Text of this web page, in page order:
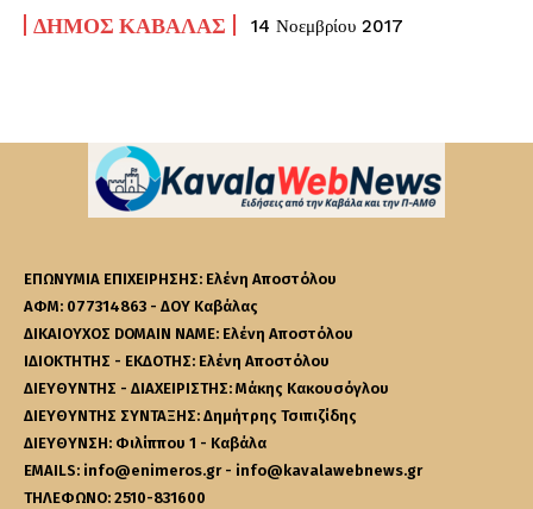
ΔΉΜΟΣ ΚΑΒΆΛΑΣ 14 Νοεμβρίου 2017
ΕΠΩΝΥΜΙΑ ΕΠΙΧΕΙΡΗΣΗΣ: Ελένη Αποστόλου
ΑΦΜ: 077314863 - ΔΟΥ Καβάλας
ΔΙΚΑΙΟΥΧΟΣ DOMAIN NAME: Ελένη Αποστόλου
ΙΔΙΟΚΤΗΤΗΣ - ΕΚΔΟΤΗΣ: Ελένη Αποστόλου
ΔΙΕΥΘΥΝΤΗΣ - ΔΙΑΧΕΙΡΙΣΤΗΣ: Μάκης Κακουσόγλου
ΔΙΕΥΘΥΝΤΗΣ ΣΥΝΤΑΞΗΣ: Δημήτρης Τσιπιζίδης
ΔΙΕΥΘΥΝΣΗ: Φιλίππου 1 - Καβάλα
EMAILS: info@enimeros.gr - info@kavalawebnews.gr
ΤΗΛΕΦΩΝΟ: 2510-831600